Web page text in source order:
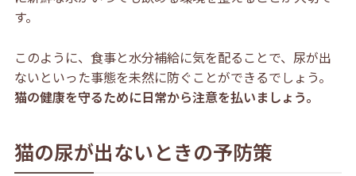
す。
このように、食事と水分補給に気を配ることで、尿が出
ないといった事態を未然に防ぐことができるでしょう。
猫の健康を守るために日常から注意を払いましょう。
猫の尿が出ないときの予防策